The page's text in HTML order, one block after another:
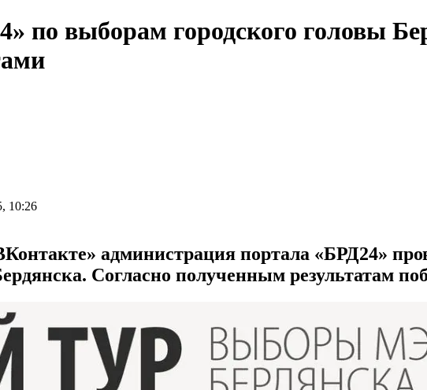
по выборам городского головы
10:26
администрация портала «БРД24»
Согласно полученным результатам